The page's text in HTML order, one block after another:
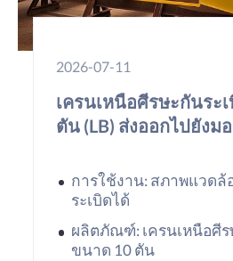
2026-07-11
เครนเหนือศีรษะกันระ
ตัน (LB) ส่งออกไปยังม
การใช้งาน: สภาพแวด
ระเบิดได้
ผลิตภัณฑ์: เครนเหนือศีร
ขนาด 10 ตัน